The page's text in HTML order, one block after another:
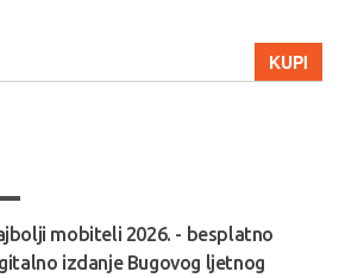
KUPI
mobiteli 2026. - besplatno
izdanje Bugovog ljetnog